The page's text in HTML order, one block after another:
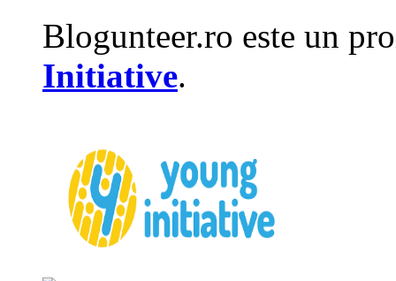
Blogunteer.ro este un
Initiative.